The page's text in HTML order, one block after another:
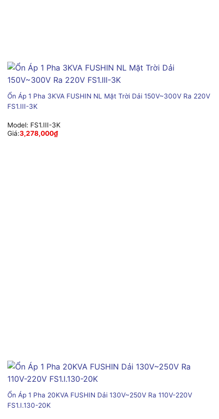
Ổn Áp 1 Pha 3KVA FUSHIN NL Mặt Trời Dải 150V~300V Ra 220V
FS1.III-3K
Model: FS1.III-3K
Giá:3,278,000₫
Ổn Áp 1 Pha 20KVA FUSHIN Dải 130V~250V Ra 110V-220V
FS1.I.130-20K